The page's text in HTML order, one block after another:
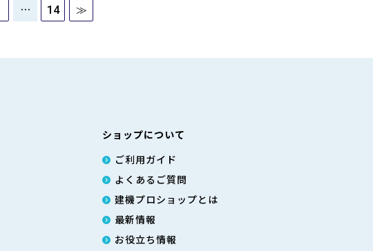
… 14 ≫
ショップについて
ご利用ガイド
よくあるご質問
建機プロショップとは
最新情報
お役立ち情報